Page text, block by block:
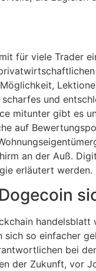
für viele Trader
und
mitunter gibt es
auf
an der Auß.
erläutert werden.
handelsblatt
so einfacher
bei
der Zukunft, vor